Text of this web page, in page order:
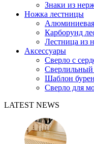
Знаки из
Ножка лестницы
Карборунд
Лестница из
Аксессуары
Сверло с
Сверлильный
Шаблон
Сверло для
LATEST NEWS